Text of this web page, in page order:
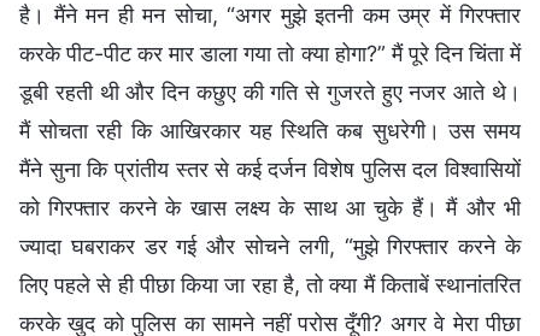
है। मैंने मन ही मन सोचा, “अगर मुझे इतनी कम उम्र में गिरफ्तार
करके पीट-पीट कर मार डाला गया तो क्या होगा?” मैं पूरे दिन चिंता में
डूबी रहती थी और दिन कछुए की गति से गुजरते हुए नजर आते थे।
मैं सोचता रही कि आखिरकार यह स्थिति कब सुधरेगी। उस समय
मैंने सुना कि प्रांतीय स्तर से कई दर्जन विशेष पुलिस दल विश्वासियों
को गिरफ्तार करने के खास लक्ष्य के साथ आ चुके हैं। मैं और भी
ज्यादा घबराकर डर गई और सोचने लगी, “मुझे गिरफ्तार करने के
लिए पहले से ही पीछा किया जा रहा है, तो क्या मैं किताबें स्थानांतरित
करके खुद को पुलिस का सामने नहीं परोस दूँगी? अगर वे मेरा पीछा